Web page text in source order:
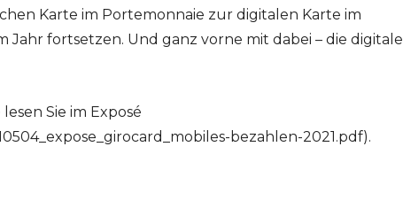
Karte im Portemonnaie zur digitalen Karte im
Jahr fortsetzen. Und ganz vorne mit dabei – die digitale
Sie im Exposé
bezahlen-2021.pdf).